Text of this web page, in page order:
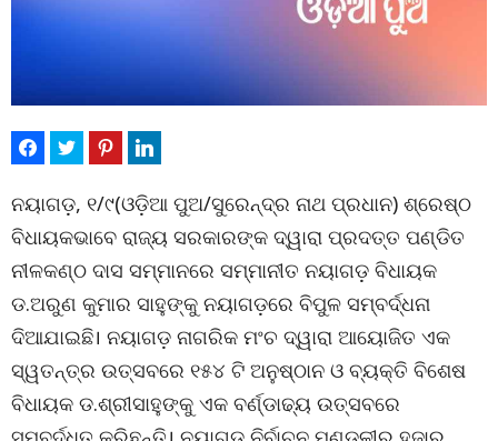
ନୟାଗଡ଼, ୧/୯(ଓଡ଼ିଆ ପୁଅ/ସୁରେନ୍ଦ୍ର ନାଥ ପ୍ରଧାନ) ଶ୍ରେଷ୍ଠ
ବିଧାୟକଭାବେ ରାଜ୍ୟ ସରକାରଙ୍କ ଦ୍ୱାରା ପ୍ରଦତ୍ତ ପଣ୍ଡିତ
ନୀଳକଣ୍ଠ ଦାସ ସମ୍ମାନରେ ସମ୍ମାନୀତ ନୟାଗଡ଼ ବିଧାୟକ
ଡ.ଅରୁଣ କୁମାର ସାହୁଙ୍କୁ ନୟାଗଡ଼ରେ ବିପୁଳ ସମ୍ବର୍ଦ୍ଧନା
ଦିଆଯାଇଛି। ନୟାଗଡ଼ ନାଗରିକ ମଂଚ ଦ୍ୱାରା ଆୟୋଜିତ ଏକ
ସ୍ୱତନ୍ତ୍ର ଉତ୍ସବରେ ୧୫୪ ଟି ଅନୁଷ୍ଠାନ ଓ ବ୍ୟକ୍ତି ବିଶେଷ
ବିଧାୟକ ଡ.ଶ୍ରୀସାହୁଙ୍କୁ ଏକ ବର୍ଣ୍ଡାଢ୍ୟ ଉତ୍ସବରେ